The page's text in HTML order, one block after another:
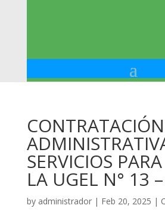
CONTRATACIÓN
SERVICIOS
LA UGEL N° 13
by administrador| Feb 20, 2025 |